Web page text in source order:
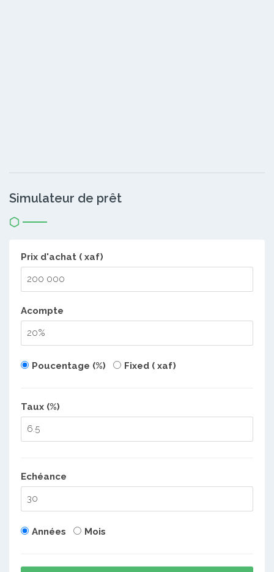
Simulateur de prêt
Prix d'achat ( xaf)
Acompte
Poucentage (%) Fixed ( xaf)
Taux (%)
Echéance
Années Mois